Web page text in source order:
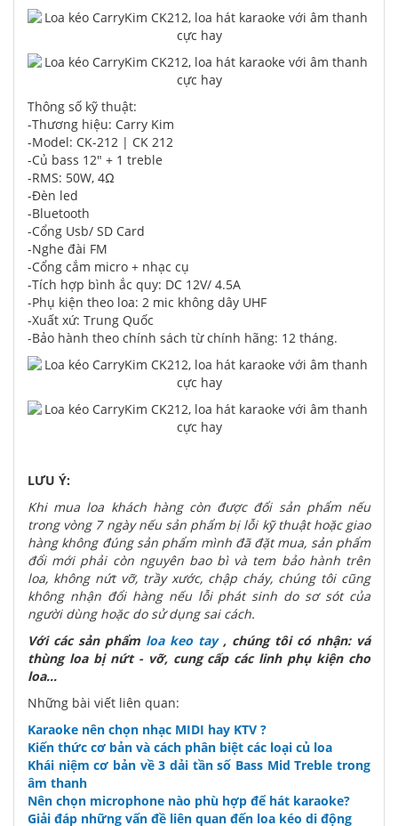
Thông số kỹ thuật:
-Thương hiệu: Carry Kim
-Model: CK-212 | CK 212
-Củ bass 12" + 1 treble
-RMS: 50W, 4Ω
-Đèn led
-Bluetooth
-Cổng Usb/ SD Card
-Nghe đài FM
-Cổng cắm micro + nhạc cụ
-Tích hợp bình ắc quy: DC 12V/ 4.5A
-Phụ kiện theo loa: 2 mic không dây UHF
-Xuất xứ: Trung Quốc
-Bảo hành theo chính sách từ chính hãng: 12 tháng.
LƯU Ý:
Khi mua loa khách hàng còn được đổi sản phẩm nếu
trong vòng 7 ngày nếu sản phẩm bị lỗi kỹ thuật hoặc giao
hàng không đúng sản phẩm mình đã đặt mua, sản phẩm
đổi mới phải còn nguyên bao bì và tem bảo hành trên
loa, không nứt vỡ, trầy xước, chập cháy, chúng tôi cũng
không nhận đổi hàng nếu lỗi phát sinh do sơ sót của
người dùng hoặc do sử dụng sai cách.
Với các sản phẩm loa keo tay, chúng tôi có nhận: vá
thùng loa bị nứt - vỡ, cung cấp các linh phụ kiện cho
loa...
Những bài viết liên quan:
Karaoke nên chọn nhạc MIDI hay KTV ?
Kiến thức cơ bản và cách phân biệt các loại củ loa
Khái niệm cơ bản về 3 dải tần số Bass Mid Treble trong
âm thanh
Nên chọn microphone nào phù hợp để hát karaoke?
Giải đáp những vấn đề liên quan đến loa kéo di động